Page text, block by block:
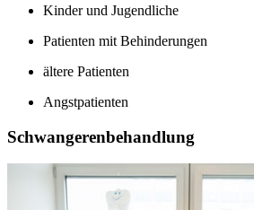
Kinder und Jugendliche
Patienten mit Behinderungen
ältere Patienten
Angstpatienten
Schwangerenbehandlung